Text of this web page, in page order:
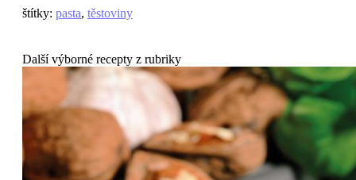
štítky: pasta, těstoviny
Další výborné recepty z rubriky